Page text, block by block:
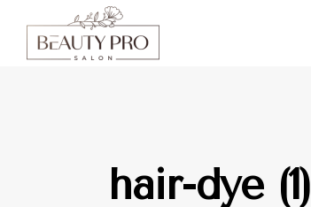
hair-dye (1)